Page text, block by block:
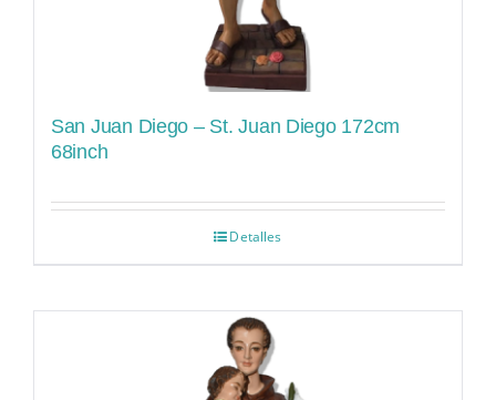
San Juan Diego – St. Juan Diego 172cm
68inch
Detalles